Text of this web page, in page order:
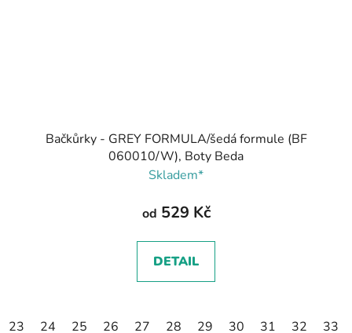
Bačkůrky - GREY FORMULA/šedá formule (BF
060010/W), Boty Beda
Skladem*
od 529 Kč
DETAIL
23 24 25 26 27 28 29 30 31 32 33